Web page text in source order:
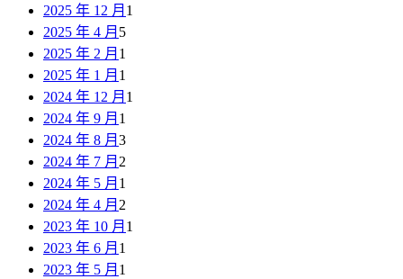
2025 年 12 月 1
2025 年 4 月 5
2025 年 2 月 1
2025 年 1 月 1
2024 年 12 月 1
2024 年 9 月 1
2024 年 8 月 3
2024 年 7 月 2
2024 年 5 月 1
2024 年 4 月 2
2023 年 10 月 1
2023 年 6 月 1
2023 年 5 月 1